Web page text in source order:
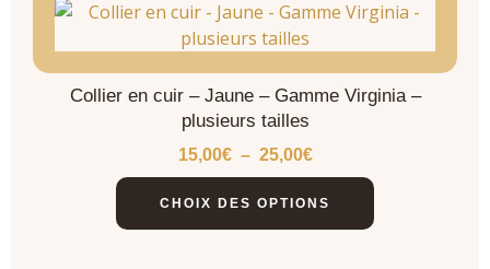
Collier en cuir – Jaune – Gamme Virginia –
plusieurs tailles
15,00€ – 25,00€
CHOIX DES OPTIONS